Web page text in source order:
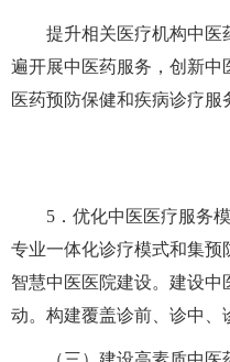
提升相关医疗机构中医
遍开展中医药服务，创新
医药预防保健和疾病诊疗服
5．优化中医医疗服务
专业一体化诊疗模式和集预
智慧中医医院建设。建设中
动。构建覆盖诊前、诊中